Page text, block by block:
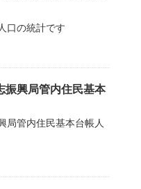
口の統計です
振興局管内住民基本
局管内住民基本台帳人